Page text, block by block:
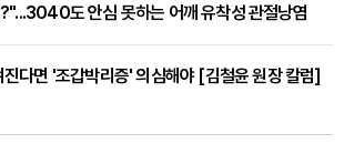
도 안심 못하는 어깨 유착성 관절낭염
다면 '조갑박리증' 의심해야 [김철윤 원장 칼럼]